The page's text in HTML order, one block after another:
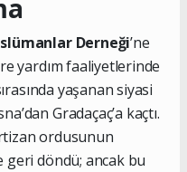
Derneği’ne
yardım faaliyetlerinde
yaşanan siyasi
Gradaçaç’a kaçtı.
ordusunun
geri döndü; ancak bu